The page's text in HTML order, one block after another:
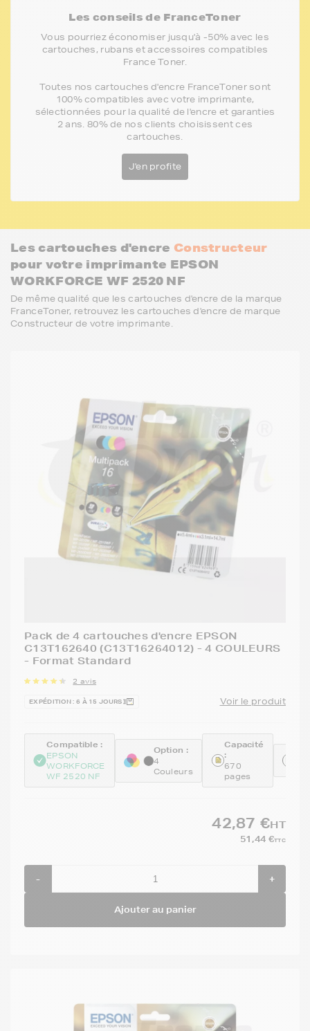
Les conseils de FranceToner
Vous pourriez économiser jusqu'à -50% avec les
cartouches, rubans et accessoires compatibles
France Toner.
Toutes nos cartouches d'encre FranceToner sont
100% compatibles avec votre imprimante,
sélectionnées pour la qualité de l'encre et garanties
2 ans. 80% de nos clients choisissent ces
cartouches.
J'en profite
Les cartouches d'encre Constructeur
pour votre imprimante EPSON
WORKFORCE WF 2520 NF
De même qualité que les cartouches d'encre de la marque
FranceToner, retrouvez les cartouches d'encre de marque
Constructeur de votre imprimante.
Pack de 4 cartouches d'encre EPSON
C13T162640 (C13T16264012) - 4 COULEURS
- Format Standard
2 avis
EXPÉDITION : 6 À 15 JOURS Voir le produit
Compatible :
EPSON
WORKFORCE
WF 2520 NF
Option :
4
Couleurs
Capacité
:
670
pages
42,87 €HT
51,44 €TTC
- +
Ajouter au panier